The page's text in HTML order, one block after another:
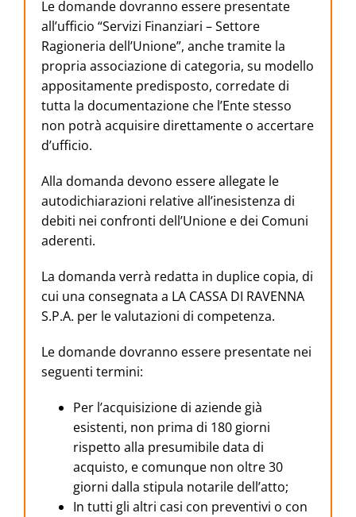
Le domande dovranno essere presentate
all’ufficio “Servizi Finanziari – Settore
Ragioneria dell’Unione”, anche tramite la
propria associazione di categoria, su modello
appositamente predisposto, corredate di
tutta la documentazione che l’Ente stesso
non potrà acquisire direttamente o accertare
d’ufficio.
Alla domanda devono essere allegate le
autodichiarazioni relative all’inesistenza di
debiti nei confronti dell’Unione e dei Comuni
aderenti.
La domanda verrà redatta in duplice copia, di
cui una consegnata a LA CASSA DI RAVENNA
S.P.A. per le valutazioni di competenza.
Le domande dovranno essere presentate nei
seguenti termini:
Per l’acquisizione di aziende già
esistenti, non prima di 180 giorni
rispetto alla presumibile data di
acquisto, e comunque non oltre 30
giorni dalla stipula notarile dell’atto;
In tutti gli altri casi con preventivi o con